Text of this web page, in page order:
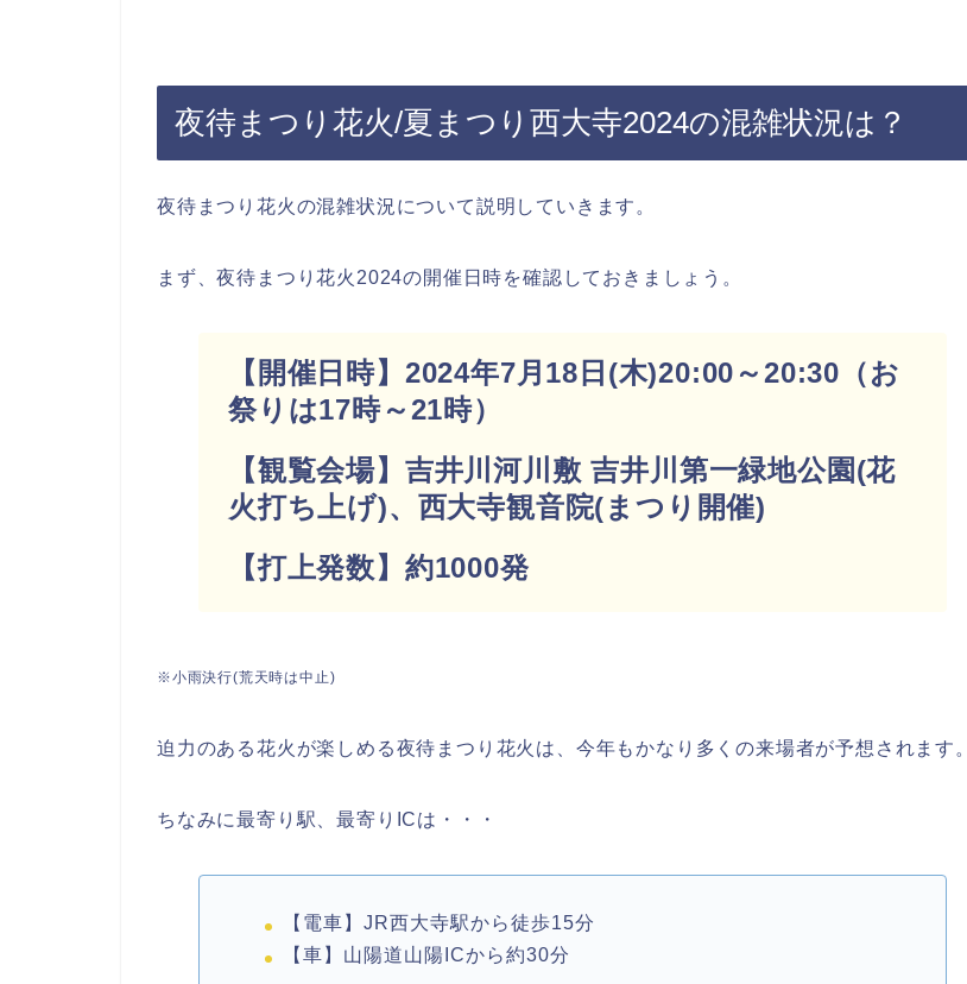
夜待まつり花火/夏まつり西大寺2024の混雑状況は？
夜待まつり花火の混雑状況について説明していきます。
まず、夜待まつり花火2024の開催日時を確認しておきましょう。
【開催日時】2024年7月18日(木)20:00～20:30（お
祭りは17時～21時）
【観覧会場】吉井川河川敷 吉井川第一緑地公園(花
火打ち上げ)、西大寺観音院(まつり開催)
【打上発数】約1000発
※小雨決行(荒天時は中止)
迫力のある花火が楽しめる夜待まつり花火は、今年もかなり多くの来場者が予想されます。
ちなみに最寄り駅、最寄りICは・・・
【電車】JR西大寺駅から徒歩15分
【車】山陽道山陽ICから約30分